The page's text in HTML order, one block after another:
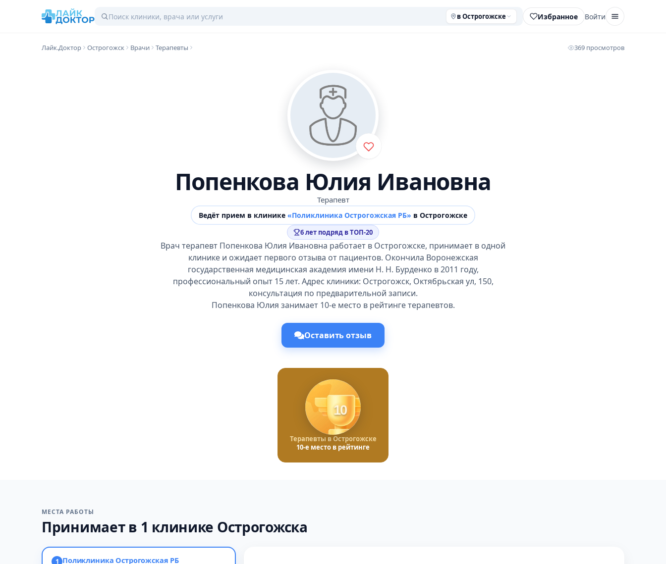
в Острогожске Избранное Войти
Лайк.Доктор Острогожск Врачи Терапевты 369 просмотров
Попенкова Юлия Ивановна
Терапевт
Ведёт прием в клинике «Поликлиника Острогожская РБ» в Острогожске
6 лет подряд в ТОП-20
Врач терапевт Попенкова Юлия Ивановна работает в Острогожске, принимает в одной
клинике и ожидает первого отзыва от пациентов. Окончила Воронежская
государственная медицинская академия имени Н. Н. Бурденко в 2011 году,
профессиональный опыт 15 лет. Адрес клиники: Острогожск, Октябрьская ул, 150,
консультация по предварительной записи.
Попенкова Юлия занимает 10-е место в рейтинге терапевтов.
Оставить отзыв
10
Терапевты в Острогожске
10-е место в рейтинге
МЕСТА РАБОТЫ
Принимает в 1 клинике Острогожска
1 Поликлиника Острогожская РБ